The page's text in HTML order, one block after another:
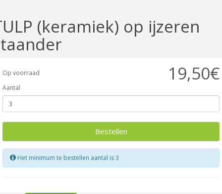
(keramiek) op ijzeren
Op voorraad 19,50€
Aantal
Bestellen
Het minimum te bestellen aantal is 3